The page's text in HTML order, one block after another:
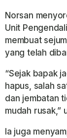
Norsan
Unit
membuat
yang telah
“Sejak bapak
hapus, salah
dan jembatan
mudah rusak,”
Ia juga